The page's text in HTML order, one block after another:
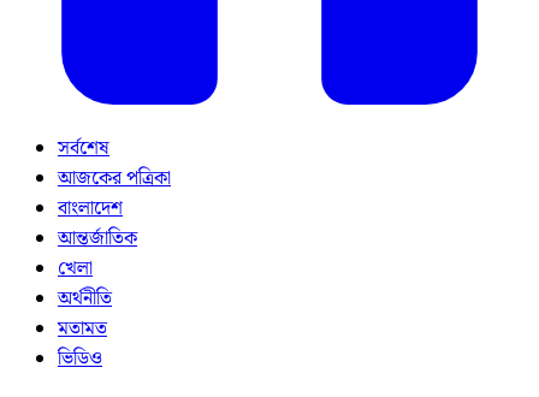
সর্বশেষ
আজকের পত্রিকা
বাংলাদেশ
আন্তর্জাতিক
খেলা
অর্থনীতি
মতামত
ভিডিও